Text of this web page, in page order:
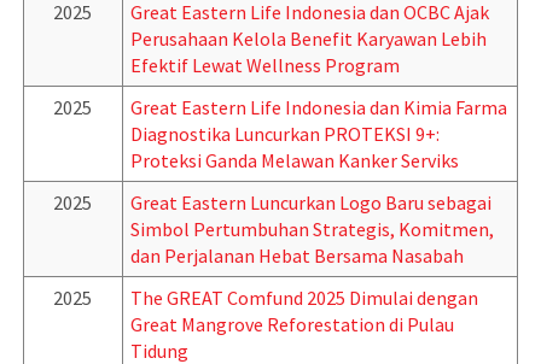
2025
Great Eastern Life Indonesia dan OCBC Ajak
Perusahaan Kelola Benefit Karyawan Lebih
Efektif Lewat Wellness Program
2025
Great Eastern Life Indonesia dan Kimia Farma
Diagnostika Luncurkan PROTEKSI 9+:
Proteksi Ganda Melawan Kanker Serviks
2025
Great Eastern Luncurkan Logo Baru sebagai
Simbol Pertumbuhan Strategis, Komitmen,
dan Perjalanan Hebat Bersama Nasabah
2025
The GREAT Comfund 2025 Dimulai dengan
Great Mangrove Reforestation di Pulau
Tidung